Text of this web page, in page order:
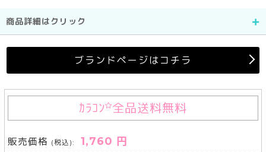
商品詳細はクリック
ブランドページはコチラ
ｶﾗｺﾝ 全品送料無料
販売価格 (税込): 1,760 円